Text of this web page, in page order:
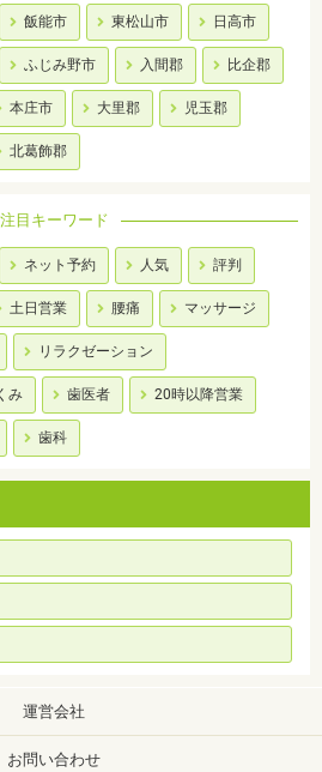
飯能市 東松山市 日高市
ふじみ野市 入間郡 比企郡
本庄市 大里郡 児玉郡
北葛飾郡
注目キーワード
ネット予約 人気 評判
土日営業 腰痛 マッサージ
リラクゼーション
み 歯医者 20時以降営業
歯科
運営会社
お問い合わせ